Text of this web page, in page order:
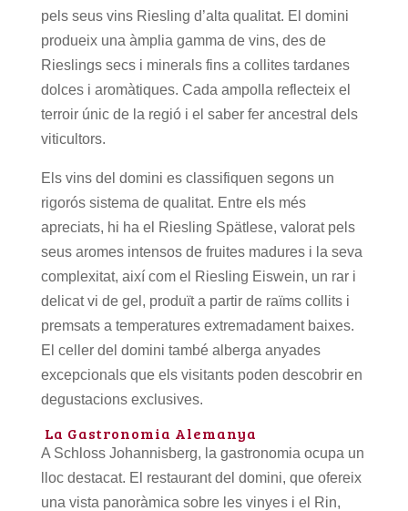
pels seus vins Riesling d’alta qualitat. El domini
produeix una àmplia gamma de vins, des de
Rieslings secs i minerals fins a collites tardanes
dolces i aromàtiques. Cada ampolla reflecteix el
terroir únic de la regió i el saber fer ancestral dels
viticultors.
Els vins del domini es classifiquen segons un
rigorós sistema de qualitat. Entre els més
apreciats, hi ha el Riesling Spätlese, valorat pels
seus aromes intensos de fruites madures i la seva
complexitat, així com el Riesling Eiswein, un rar i
delicat vi de gel, produït a partir de raïms collits i
premsats a temperatures extremadament baixes.
El celler del domini també alberga anyades
excepcionals que els visitants poden descobrir en
degustacions exclusives.
La Gastronomia Alemanya
A Schloss Johannisberg, la gastronomia ocupa un
lloc destacat. El restaurant del domini, que ofereix
una vista panoràmica sobre les vinyes i el Rin,